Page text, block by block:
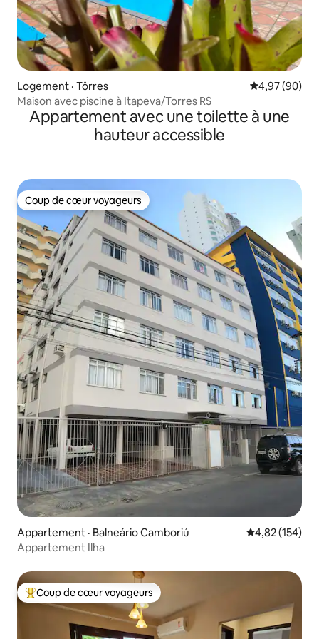
Logement · Tôrres Note
4,97 (90)
Maison avec piscine à Itapeva/Torres RS
Appartement avec une toilette à une
hauteur accessible
Coup de cœur voyageurs
Coup de cœur voyageurs
Appartement · Balneário Camboriú Note
4,82 (154)
Appartement Ilha
Coup de cœur voyageurs parmi les plus aimés
Coup de cœur voyageurs